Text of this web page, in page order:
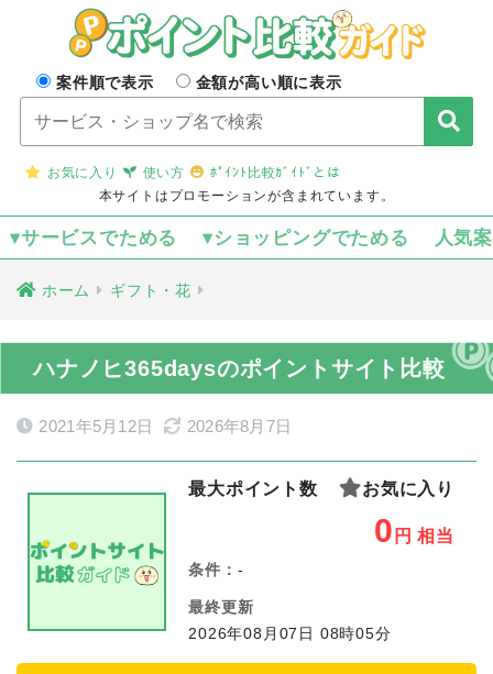
案件順で表示 金額が高い順に表示
お気に入り 使い方
ﾎﾟｲﾝﾄ比較ｶﾞｲﾄﾞとは
本サイトはプロモーションが含まれています。
▾サービスでためる ▾ショッピングでためる 人気
ホーム ギフト・花
ハナノヒ365daysのポイントサイト比較
2021年5月12日 2026年8月7日
最大ポイント数 お気に入り
0 円 相当
条件： -
最終更新
2026年08月07日 08時05分